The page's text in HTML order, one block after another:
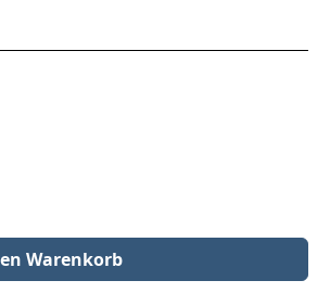
um die Anzahl zu erhöhen oder zu
Warenkorb